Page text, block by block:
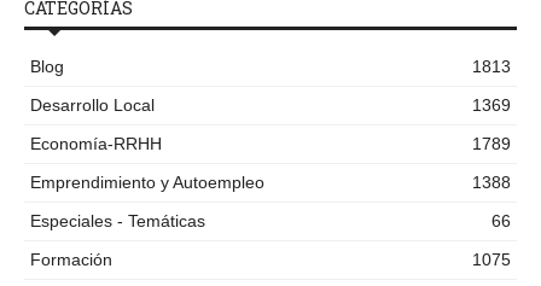
CATEGORÍAS
Blog
1813
Desarrollo Local
1369
Economía-RRHH
1789
Emprendimiento y Autoempleo
1388
Especiales - Temáticas
66
Formación
1075